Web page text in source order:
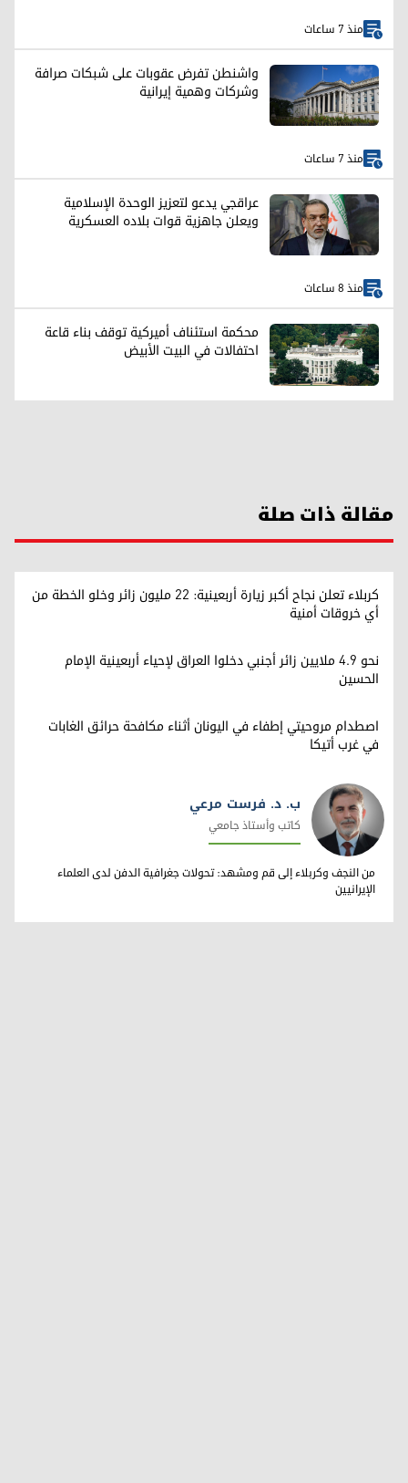
منذ 7 ساعات
واشنطن تفرض عقوبات على شبكات صرافة
وشركات وهمية إيرانية
منذ 7 ساعات
عراقجي يدعو لتعزيز الوحدة الإسلامية
ويعلن جاهزية قوات بلاده العسكرية
منذ 8 ساعات
محكمة استئناف أميركية توقف بناء قاعة
احتفالات في البيت الأبيض
مقالة ذات صلة
كربلاء تعلن نجاح أكبر زيارة أربعينية: 22 مليون زائر وخلو الخطة من
أي خروقات أمنية
نحو 4.9 ملايين زائر أجنبي دخلوا العراق لإحياء أربعينية الإمام
الحسين
اصطدام مروحيتي إطفاء في اليونان أثناء مكافحة حرائق الغابات
في غرب أتيكا
ب. د. فرست مرعي
ب. د. فرست مرعي
كاتب وأستاذ جامعي
من النجف وكربلاء إلى قم ومشهد: تحولات جغرافية الدفن لدى العلماء
الإيرانيين